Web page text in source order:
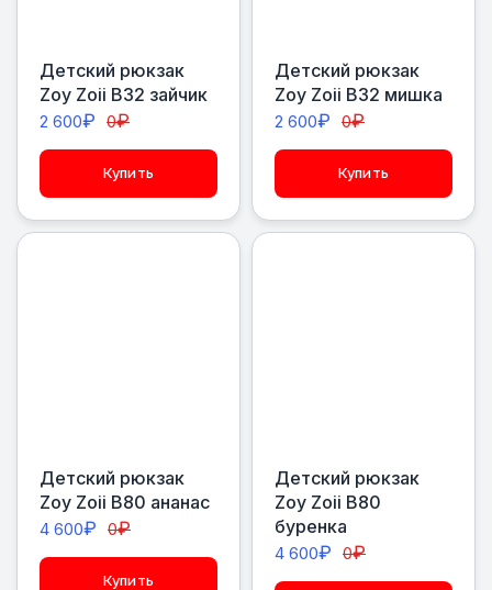
Детский рюкзак
Zoy Zoii В32 зайчик
2 600₽ 0₽
Купить
Детский рюкзак
Zoy Zoii В32 мишка
2 600₽ 0₽
Купить
Детский рюкзак
Zoy Zoii В80 ананас
4 600₽ 0₽
Купить
Детский рюкзак
Zoy Zoii В80
буренка
4 600₽ 0₽